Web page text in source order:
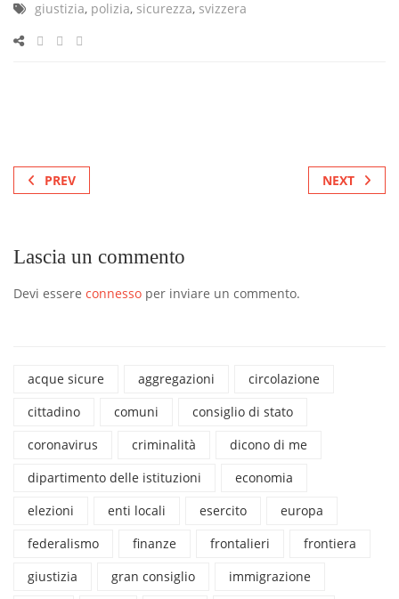
giustizia, polizia, sicurezza, svizzera
PREV NEXT
Lascia un commento
Devi essere connesso per inviare un commento.
acque sicure aggregazioni
circolazione
cittadino
comuni
consiglio di stato
coronavirus
criminalità
dicono di me
dipartimento delle istituzioni
economia
elezioni
enti locali esercito
europa
federalismo
finanze frontalieri
frontiera
giustizia
gran consiglio
immigrazione